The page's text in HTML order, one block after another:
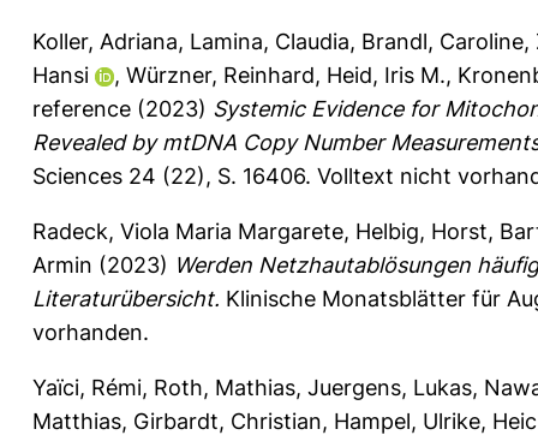
Koller, Adriana, Lamina, Claudia, Brandl, Caroline,
Hansi
, Würzner, Reinhard, Heid, Iris M.,
reference (2023) Systemic Evidence for
Revealed by mtDNA Copy Number
Sciences 24 (22), S. 16406. Volltext nicht
Radeck, Viola Maria Margarete, Helbig, Horst,
Armin (2023) Werden Netzhautablösungen
Literaturübersicht. Klinische Monatsblätter für
vorhanden.
Yaïci, Rémi, Roth, Mathias, Juergens, Lukas,
Matthias, Girbardt, Christian, Hampel, Ulrike,